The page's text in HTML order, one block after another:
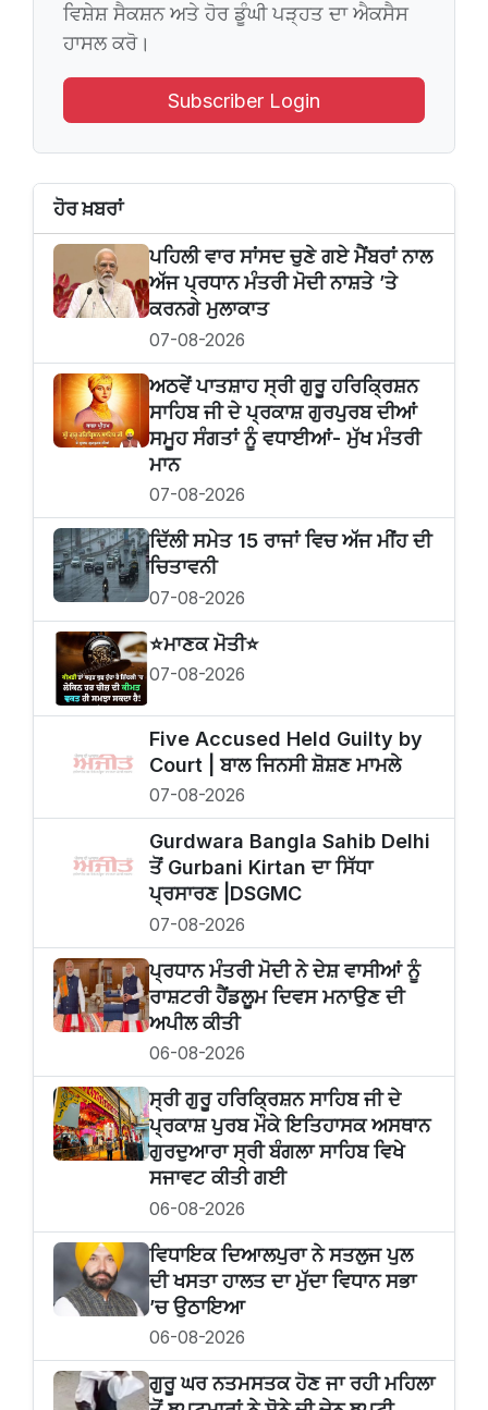
ਵਿਸ਼ੇਸ਼ ਸੈਕਸ਼ਨ ਅਤੇ ਹੋਰ ਡੂੰਘੀ ਪੜ੍ਹਤ ਦਾ ਐਕਸੈਸ
ਹਾਸਲ ਕਰੋ।
Subscriber Login
ਹੋਰ ਖ਼ਬਰਾਂ
ਪਹਿਲੀ ਵਾਰ ਸਾਂਸਦ ਚੁਣੇ ਗਏ ਮੈਂਬਰਾਂ ਨਾਲ
ਅੱਜ ਪ੍ਰਧਾਨ ਮੰਤਰੀ ਮੋਦੀ ਨਾਸ਼ਤੇ ’ਤੇ
ਕਰਨਗੇ ਮੁਲਾਕਾਤ
07-08-2026
ਅਠਵੇਂ ਪਾਤਸ਼ਾਹ ਸ੍ਰੀ ਗੁਰੂ ਹਰਿਕ੍ਰਿਸ਼ਨ
ਸਾਹਿਬ ਜੀ ਦੇ ਪ੍ਰਕਾਸ਼ ਗੁਰਪੁਰਬ ਦੀਆਂ
ਸਮੂਹ ਸੰਗਤਾਂ ਨੂੰ ਵਧਾਈਆਂ- ਮੁੱਖ ਮੰਤਰੀ
ਮਾਨ
07-08-2026
ਦਿੱਲੀ ਸਮੇਤ 15 ਰਾਜਾਂ ਵਿਚ ਅੱਜ ਮੀਂਹ ਦੀ
ਚਿਤਾਵਨੀ
07-08-2026
⭐️ਮਾਣਕ ਮੋਤੀ⭐️
07-08-2026
Five Accused Held Guilty by
Court | ਬਾਲ ਜਿਨਸੀ ਸ਼ੋਸ਼ਣ ਮਾਮਲੇ
07-08-2026
Gurdwara Bangla Sahib Delhi
ਤੋਂ Gurbani Kirtan ਦਾ ਸਿੱਧਾ
ਪ੍ਰਸਾਰਣ |DSGMC
07-08-2026
ਪ੍ਰਧਾਨ ਮੰਤਰੀ ਮੋਦੀ ਨੇ ਦੇਸ਼ ਵਾਸੀਆਂ ਨੂੰ
ਰਾਸ਼ਟਰੀ ਹੈਂਡਲੂਮ ਦਿਵਸ ਮਨਾਉਣ ਦੀ
ਅਪੀਲ ਕੀਤੀ
06-08-2026
ਸ੍ਰੀ ਗੁਰੂ ਹਰਿਕ੍ਰਿਸ਼ਨ ਸਾਹਿਬ ਜੀ ਦੇ
ਪ੍ਰਕਾਸ਼ ਪੁਰਬ ਮੌਕੇ ਇਤਿਹਾਸਕ ਅਸਥਾਨ
ਗੁਰਦੁਆਰਾ ਸ੍ਰੀ ਬੰਗਲਾ ਸਾਹਿਬ ਵਿਖੇ
ਸਜਾਵਟ ਕੀਤੀ ਗਈ
06-08-2026
ਵਿਧਾਇਕ ਦਿਆਲਪੁਰਾ ਨੇ ਸਤਲੁਜ ਪੁਲ
ਦੀ ਖਸਤਾ ਹਾਲਤ ਦਾ ਮੁੱਦਾ ਵਿਧਾਨ ਸਭਾ
’ਚ ਉਠਾਇਆ
06-08-2026
ਗੁਰੂ ਘਰ ਨਤਮਸਤਕ ਹੋਣ ਜਾ ਰਹੀ ਮਹਿਲਾ